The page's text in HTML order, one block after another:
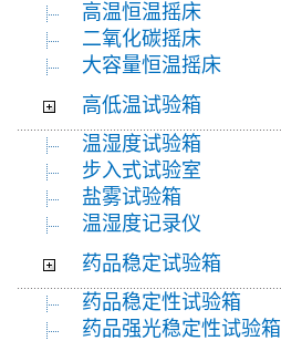
高温恒温摇床
二氧化碳摇床
大容量恒温摇床
高低温试验箱
温湿度试验箱
步入式试验室
盐雾试验箱
温湿度记录仪
药品稳定试验箱
药品稳定性试验箱
药品强光稳定性试验箱